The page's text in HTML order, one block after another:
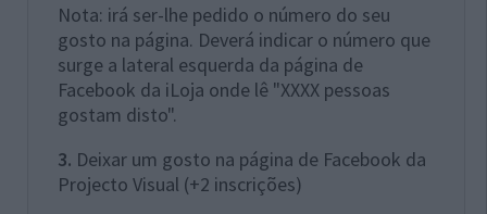
Nota: irá ser-lhe pedido o número do seu
gosto na página. Deverá indicar o número que
surge a lateral esquerda da página de
Facebook da iLoja onde lê "XXXX pessoas
gostam disto".
3. Deixar um gosto na página de Facebook da
Projecto Visual (+2 inscrições)